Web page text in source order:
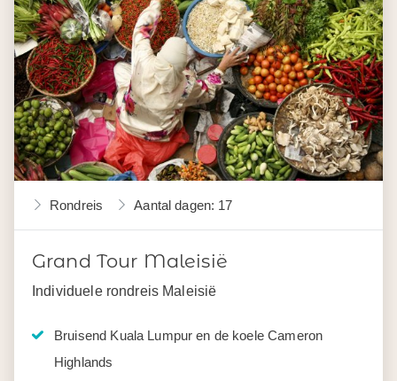
Rondreis Aantal dagen: 17
Grand Tour Maleisië
Individuele rondreis Maleisië
Bruisend Kuala Lumpur en de koele Cameron
Highlands